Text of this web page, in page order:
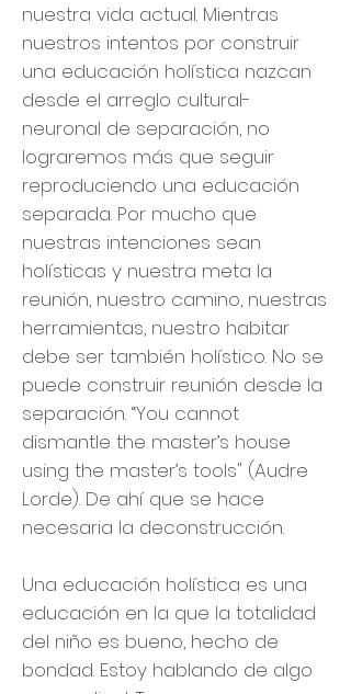
nuestra vida actual. Mientras
nuestros intentos por construir
una educación holística nazcan
desde el arreglo cultural-
neuronal de separación, no
lograremos más que seguir
reproduciendo una educación
separada. Por mucho que
nuestras intenciones sean
holísticas y nuestra meta la
reunión, nuestro camino, nuestras
herramientas, nuestro habitar
debe ser también holístico. No se
puede construir reunión desde la
separación. “You cannot
dismantle the master’s house
using the master’s tools" (Audre
Lorde). De ahí que se hace
necesaria la deconstrucción.
Una educación holística es una
educación en la que la totalidad
del niño es bueno, hecho de
bondad. Estoy hablando de algo